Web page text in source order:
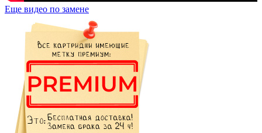
Еще видео по замене